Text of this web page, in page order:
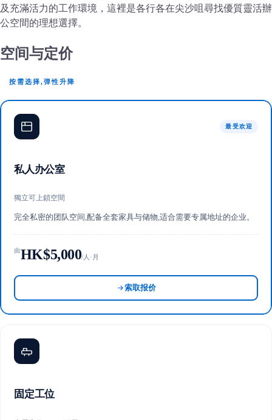
及充滿活力的工作環境，這裡是各行各在尖沙咀尋找優質靈活辦
公空間的理想選擇。
空间与定价
按需选择,弹性升降
最受欢迎
私人办公室
獨立可上鎖空間
完全私密的团队空间,配备全套家具与储物,适合需要专属地址的企业。
由HK$5,000/人·月
索取报价
固定工位